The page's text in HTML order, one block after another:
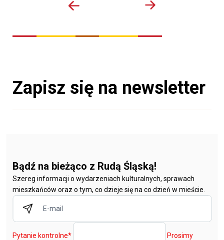
Zapisz się na newsletter
Bądź na bieżąco z Rudą Śląską!
Szereg informacji o wydarzeniach kulturalnych, sprawach
mieszkańców oraz o tym, co dzieje się na co dzień w mieście.
Pytanie kontrolne* Prosimy